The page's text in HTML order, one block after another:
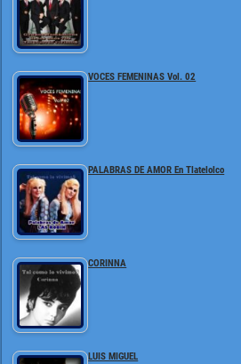
VOCES FEMENINAS Vol. 02
PALABRAS DE AMOR En Tlatelolco
CORINNA
LUIS MIGUEL